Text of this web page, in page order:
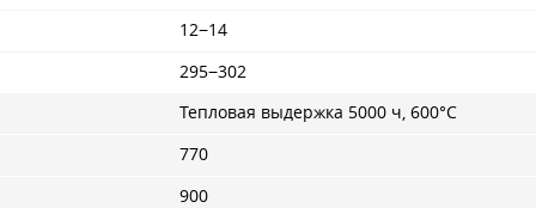
12−14
295−302
Тепловая выдержка 5000 ч, 600°С
770
900